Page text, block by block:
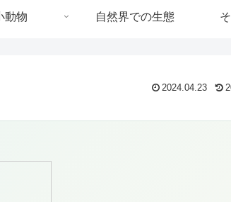
動物 自然界での生態
2024.04.23